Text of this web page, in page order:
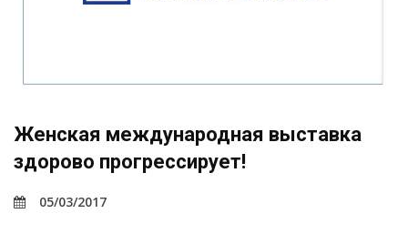
Женская международная выставка
здорово прогрессирует!
05/03/2017